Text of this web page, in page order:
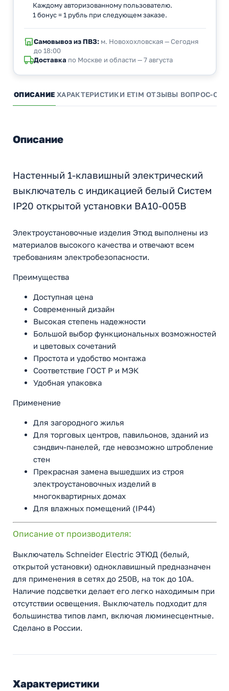
Каждому авторизованному пользователю.
1 бонус = 1 рубль при следующем заказе.
Самовывоз из ПВЗ:м. Новохохловская — Сегодня
до 18:00
Доставка по Москве и области — 7 августа
ОПИСАНИЕ ХАРАКТЕРИСТИКИ ETIM ОТЗЫВЫ ВОПРОС-
Описание
Настенный 1-клавишный электрический
выключатель с индикацией белый Cистем
IP20 открытой установки BA10-005B
Электроустановочные изделия Этюд выполнены из
материалов высокого качества и отвечают всем
требованиям электробезопасности.
Преимущества
Доступная цена
Современный дизайн
Высокая степень надежности
Большой выбор функциональных возможностей
и цветовых сочетаний
Простота и удобство монтажа
Соответствие ГОСТ Р и МЭК
Удобная упаковка
Применение
Для загородного жилья
Для торговых центров, павильонов, зданий из
сэндвич-панелей, где невозможно штробление
стен
Прекрасная замена вышедших из строя
электроустановочных изделий в
многоквартирных домах
Для влажных помещений (IP44)
Описание от производителя:
Выключатель Schneider Electric ЭТЮД (белый,
открытой установки) одноклавишный предназначен
для применения в сетях до 250В, на ток до 10А.
Наличие подсветки делает его легко находимым при
отсутствии освещения. Выключатель подходит для
большинства типов ламп, включая люминесцентные.
Сделано в России.
Характеристики